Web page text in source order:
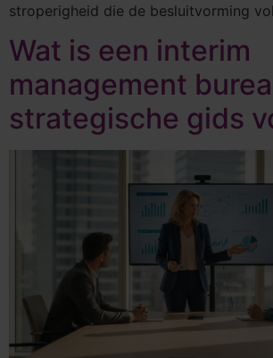
stroperigheid die de besluitvorming
Wat is een interim
management
strategische gids